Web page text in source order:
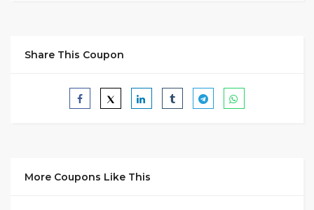
Share This Coupon
More Coupons Like This